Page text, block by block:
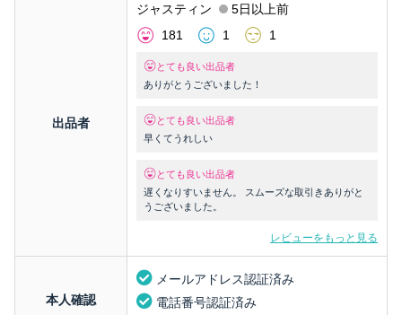
出品者
ジャスティン
5日以上前
181
1 1
とても良い出品者
ありがとうございました！
とても良い出品者
早くてうれしい
とても良い出品者
遅くなりすいません。 スムーズな取引きありがと
うございました。
レビューをもっと見る
本人確認
メールアドレス認証済み
電話番号認証済み